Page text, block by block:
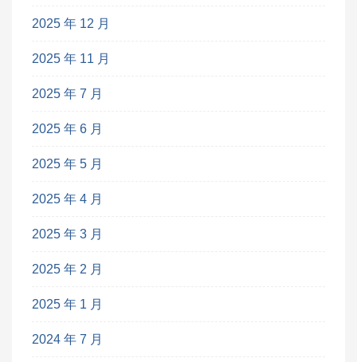
2025 年 12 月
2025 年 11 月
2025 年 7 月
2025 年 6 月
2025 年 5 月
2025 年 4 月
2025 年 3 月
2025 年 2 月
2025 年 1 月
2024 年 7 月